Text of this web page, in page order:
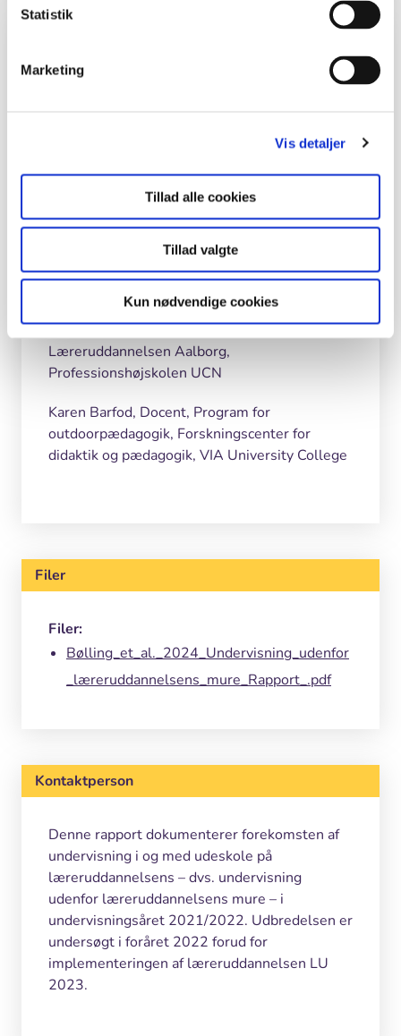
Statistik
Marketing
Vis detaljer
Tillad alle cookies
Tillad valgte
Kun nødvendige cookies
Forfattere
outdoorpædagogik, Forskningscenter for
Forsker, Center for Klinisk Forskning og
Forebyggelse, Bispebjerg og Frederiksberg
Hospital, Region Hovedstaden
Dorrit Hansen, Lektor, Læreruddannelsen
Marianne Hald-Mortensen, Lektor,
Læreruddannelsen Aalborg,
Professionshøjskolen UCN
Karen Barfod, Docent, Program for
outdoorpædagogik, Forskningscenter for
didaktik og pædagogik, VIA University College
Filer
Filer:
Bølling_et_al._2024_Undervisning_udenfor
_læreruddannelsens_mure_Rapport_.pdf
Kontaktperson
Denne rapport dokumenterer forekomsten af
undervisning i og med udeskole på
læreruddannelsens – dvs. undervisning
udenfor læreruddannelsens mure – i
undervisningsåret 2021/2022. Udbredelsen er
undersøgt i foråret 2022 forud for
implementeringen af læreruddannelsen LU
2023.